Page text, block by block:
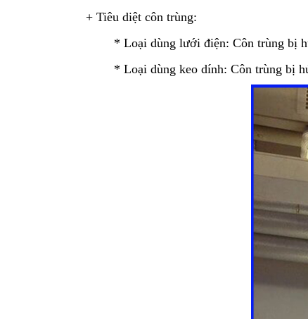
+ Tiêu diệt côn trùng:
* Loại dùng lưới điện: Côn trùng bị
* Loại dùng keo dính: Côn trùng bị